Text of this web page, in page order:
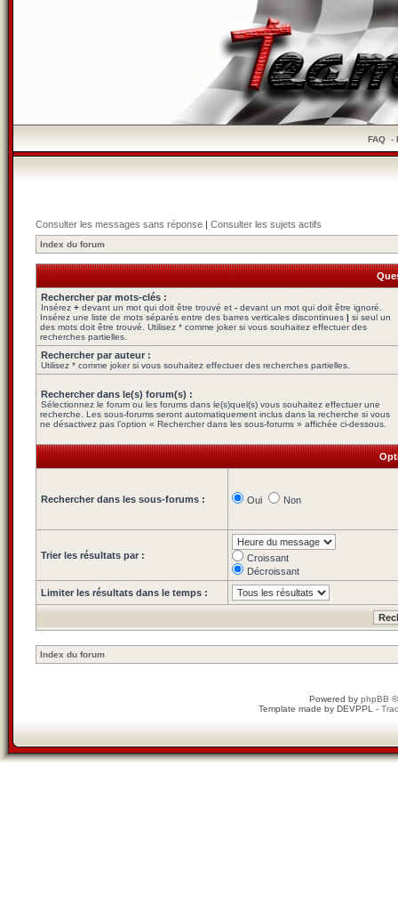
FAQ-
Consulter les messages sans réponse | Consulter les sujets actifs
Index du forum
Rechercher par mots-clés :
Insérez + devant un mot qui doit être trouvé et - devant un mot qui doit être ignoré.
Insérez une liste de mots séparés entre des barres verticales discontinues | si seul un
des mots doit être trouvé. Utilisez * comme joker si vous souhaitez effectuer des
recherches partielles.
Rechercher par auteur :
Utilisez * comme joker si vous souhaitez effectuer des recherches partielles.
Rechercher dans le(s) forum(s) :
Sélectionnez le forum ou les forums dans le(s)quel(s) vous souhaitez effectuer une
recherche. Les sous-forums seront automatiquement inclus dans la recherche si vous
ne désactivez pas l’option « Rechercher dans les sous-forums » affichée ci-dessous.
Rechercher dans les sous-forums : Oui Non
Trier les résultats par :
Croissant
Décroissant
Limiter les résultats dans le temps :
Index du forum
Powered by phpBB
Template made by DEVPPL -